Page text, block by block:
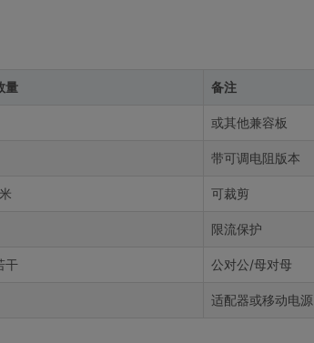
量 备注
或其他兼容板
带可调电阻版本
可裁剪
限流保护
干 公对公/母对母
适配器或移动电源